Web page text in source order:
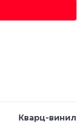
Кварц-винил